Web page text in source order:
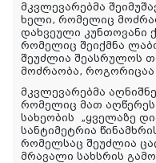
მკვლევარებმა
ხელი, რომელიც
დახვეული კუნთოვანი
რომელიც შეიქმნა
შეუძლია შეასრულოს
მოძრაობა, როგორიცაა
მკვლევარებმა
რომელიც მათ
სახეობის „ყველაზე
სანტიმეტრია
რომელსაც შეუძლია
მრავალი სახსრის